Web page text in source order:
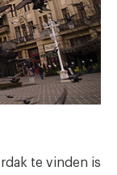
te vinden is